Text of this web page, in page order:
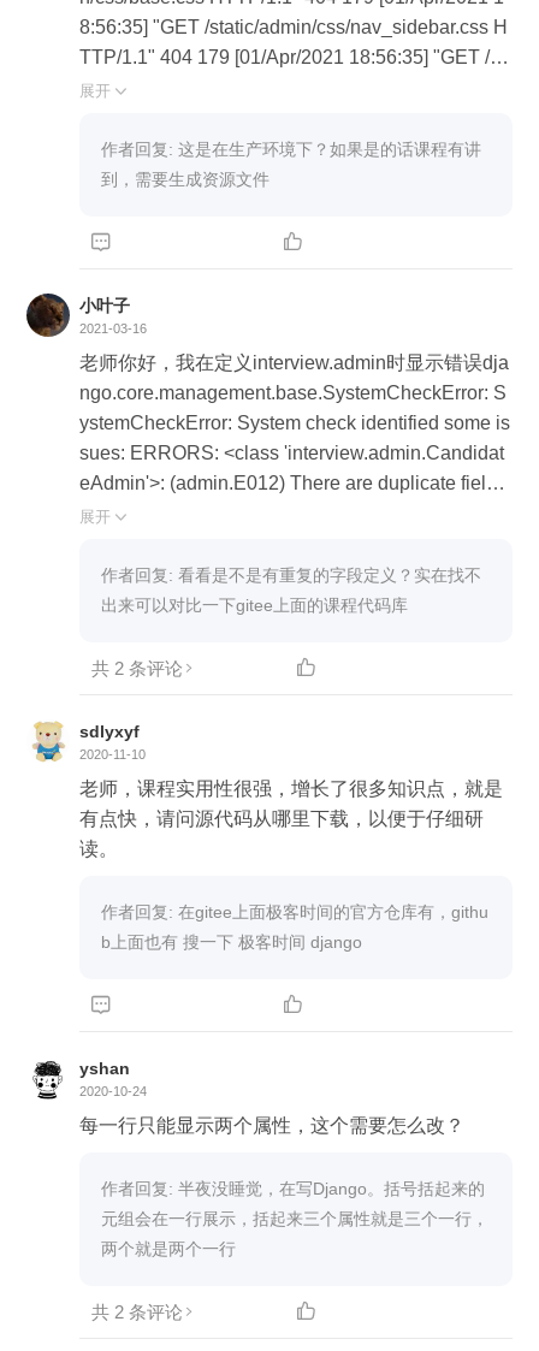
8:56:35] "GET /static/admin/css/nav_sidebar.css H
TTP/1.1" 404 179 [01/Apr/2021 18:56:35] "GET /st
atic/admin/css/dashboard.css HTTP/1.1" 404 179
onsive.css HTTP/1.1" 404 179 [01/Apr/2021 18:56:
35] "GET /static/admin/js/nav_sidebar.js HTTP/1.1"
展开 
作者回复: 这是在生产环境下？如果是的话课程有讲
到，需要生成资源文件
 
小叶子
2021-03-16
老师你好，我在定义interview.admin时显示错误dja
ngo.core.management.base.SystemCheckError: S
ystemCheckError: System check identified some is
sues: ERRORS: <class 'interview.admin.Candidat
eAdmin'>: (admin.E012) There are duplicate field
(s) in 'fieldsets[3][1]'. System check identified 1 issu
按照视频照敲的一样，不知道该怎么修改这个错
误。
展开 
作者回复: 看看是不是有重复的字段定义？实在找不
共 2 条评论 
sdlyxyf
2020-11-10
老师，课程实用性很强，增长了很多知识点，就是
有点快，请问源代码从哪里下载，以便于仔细研
读。
作者回复: 在gitee上面极客时间的官方仓库有，githu
b上面也有 搜一下 极客时间 django
 
yshan
2020-10-24
每一行只能显示两个属性，这个需要怎么改？
作者回复: 半夜没睡觉，在写Django。括号括起来的
元组会在一行展示，括起来三个属性就是三个一行，
两个就是两个一行
共 2 条评论 